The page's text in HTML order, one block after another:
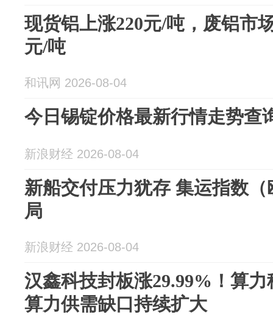
现货铝上涨220元/吨，废铝市
元/吨
和讯网 2026-08-04
今日锡锭价格最新行情走势查
新浪财经 2026-08-04
新船交付压力犹存 集运指数
局
新浪财经 2026-08-04
汉鑫科技封板涨29.99%！算
算力供需缺口持续扩大